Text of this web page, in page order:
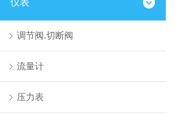
仪表
调节阀.切断阀
流量计
压力表